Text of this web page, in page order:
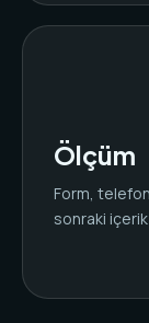
Ölçüm
Form,
sonraki